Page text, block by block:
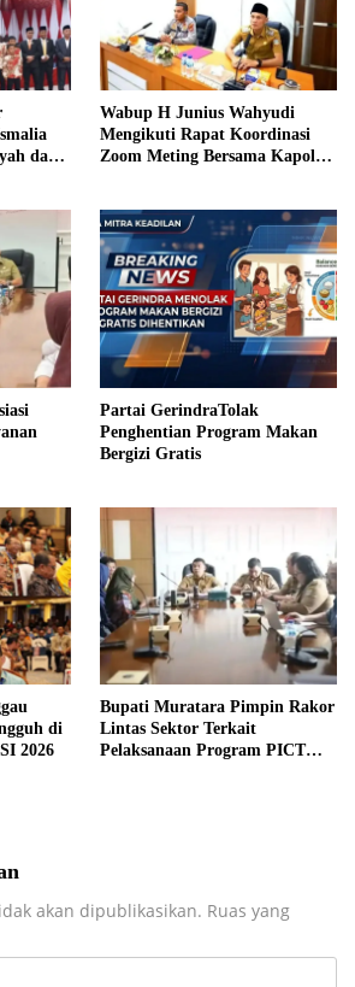
dari
Wabup H Junius Wahyudi
Mengikuti Rapat Koordinasi
Zoom Meting Bersama Kapolres
Partai GerindraTolak
Penghentian Program Makan
Bergizi Gratis
di
2026
Bupati Muratara Pimpin Rakor
Lintas Sektor Terkait
Pelaksanaan Program PICT
akan dipublikasikan. Ruas yang